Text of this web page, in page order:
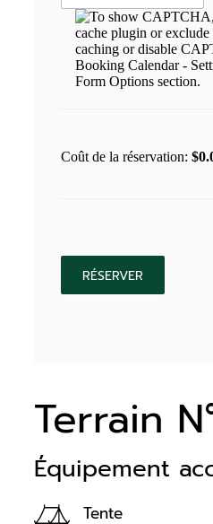
Terrain
Équipement
Tente
Coût de la réservation:$